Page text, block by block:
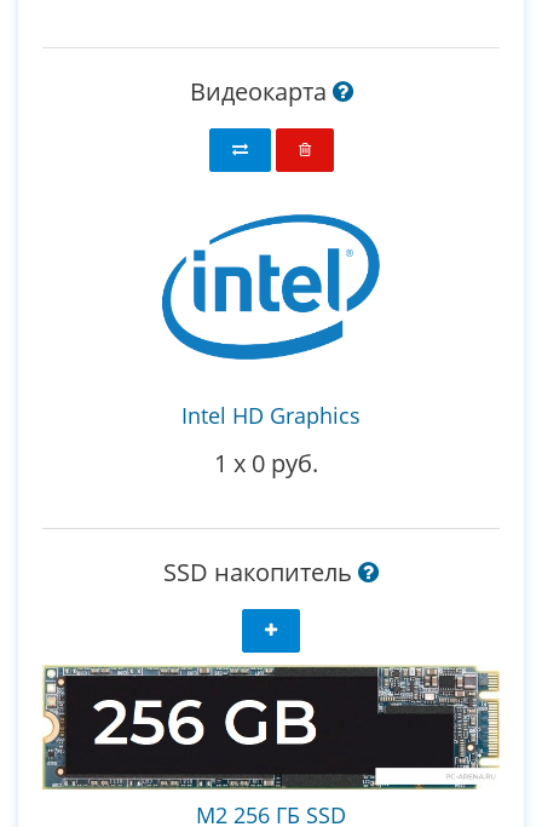
Видеокарта
Intel HD Graphics
1 x 0 руб.
SSD накопитель
M2 256 ГБ SSD